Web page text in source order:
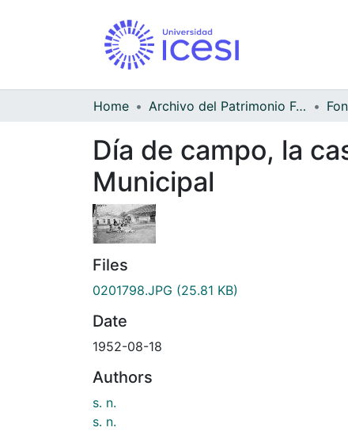
Home Archivo del Patrimonio Fotográfico y Fílmico del Valle del Cauca
Día de campo, la
Municipal
Files
0201798.JPG (25.81 KB)
Date
1952-08-18
Authors
s. n.
s. n.